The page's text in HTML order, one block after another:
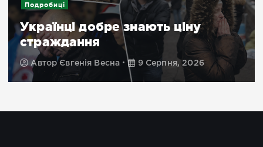
Подробиці
Українці добре знають ціну
страждання
Автор Євгенія Весна 9 Серпня, 2026